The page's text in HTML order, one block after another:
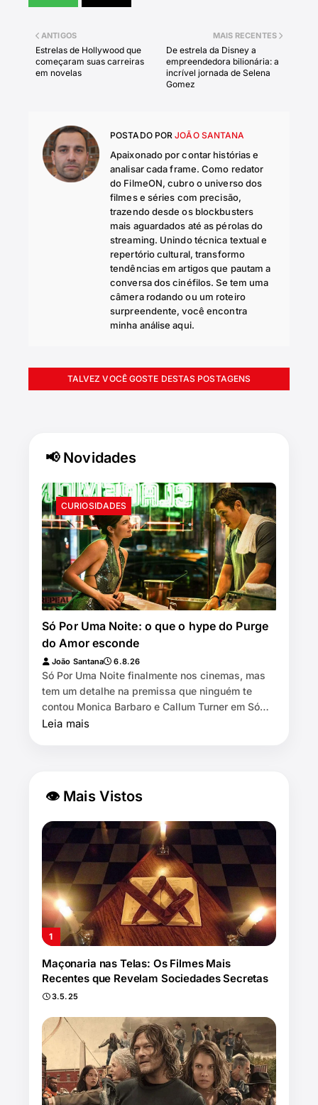
MAIS RECENTES
De estrela da Disney a
empreendedora bilionária: a
incrível jornada de Selena
Gomez
ANTIGOS
Estrelas de Hollywood que
começaram suas carreiras
em novelas
POSTADO POR JOÃO SANTANA
Apaixonado por contar histórias e
analisar cada frame. Como redator
do FilmeON, cubro o universo dos
filmes e séries com precisão,
trazendo desde os blockbusters
mais aguardados até as pérolas do
streaming. Unindo técnica textual e
repertório cultural, transformo
tendências em artigos que pautam a
conversa dos cinéfilos. Se tem uma
câmera rodando ou um roteiro
surpreendente, você encontra
minha análise aqui.
TALVEZ VOCÊ GOSTE DESTAS POSTAGENS
📢 Novidades
CURIOSIDADES
Só Por Uma Noite: o que o hype do Purge
do Amor esconde
João Santana 6.8.26
Só Por Uma Noite finalmente nos cinemas, mas
tem um detalhe na premissa que ninguém te
contou Monica Barbaro e Callum Turner em Só
Leia mais
👁 Mais Vistos
Maçonaria nas Telas: Os Filmes Mais
Recentes que Revelam Sociedades Secretas
3.5.25